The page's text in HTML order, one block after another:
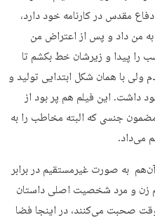
مقدس در کارنامه خود دارد،
به من داد و پس از اعتراض من
را پیدا و زیرشان خط بکشم تا
ولی با همان شکل ابتدایی تولید و
داشت. این فیلم هم پر بود از
جنسی که البته مخاطب را به
می‌داد.
به صورت غیرمستقیم در برابر
زن و مرد شخصیت اصلی داستان
صحبت می‌کنند، در اینجا فضا